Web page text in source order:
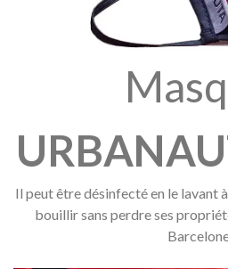
Il peut être désinfecté en le lavant
bouillir sans perdre ses